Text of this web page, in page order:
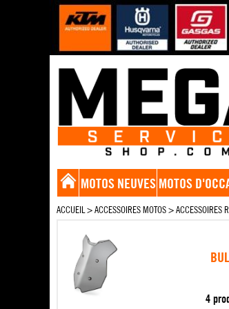
MOTOS NEUVES MOTOS
ACCUEIL>ACCESSOIRES MOTOS>ACCESSOIRES
4